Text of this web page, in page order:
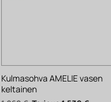
Kulmasohva AMELIE vasen
keltainen